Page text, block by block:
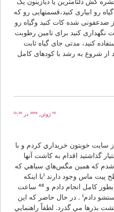
کنید،قسمتهایی رو که
شده کات کنید وگیاه رو
کنید برای تامین رطوبت
مدتی جای گیاه ثابت
به رشد با کودهای کامل
خوبتون خريداري كردم و با
اقدام به كاشت آنها
همين مگس‌هاي سياهي كه
وجود دارند (با اينكه
عمل قارچ كشي را قبل از كشت بطور كامل انجام دادم و 48 ساعت
. در حال حاضر كه اين
روز از كشت بذرها مي گذرد. لطفاً راهنمايي